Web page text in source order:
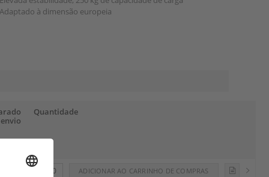
Adaptado à dimensão europeia
Quantidade